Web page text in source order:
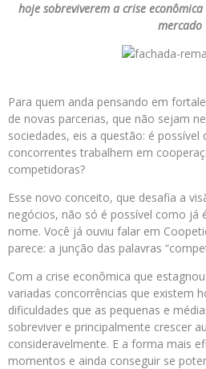
hoje sobreviverem a crise
mercado
Para quem anda pensando em
de novas parcerias, que não sejam
sociedades, eis a questão: é
concorrentes trabalhem em
competidoras?
Esse novo conceito, que desafia a
negócios, não só é possível como já
nome. Você já ouviu falar em
parece: a junção das palavras
Com a crise econômica que
variadas concorrências que existem
dificuldades que as pequenas e
sobreviver e principalmente crescer
consideravelmente. E a forma mais
momentos e ainda conseguir se